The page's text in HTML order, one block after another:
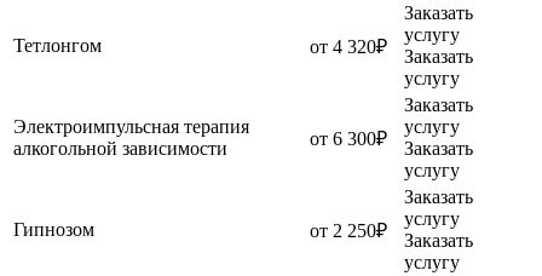
Тетлонгом от 4 320₽
Заказать
услугу
Заказать
услугу
Электроимпульсная терапия
алкогольной зависимости
от 6 300₽
Заказать
услугу
Заказать
услугу
Гипнозом от 2 250₽
Заказать
услугу
Заказать
услугу